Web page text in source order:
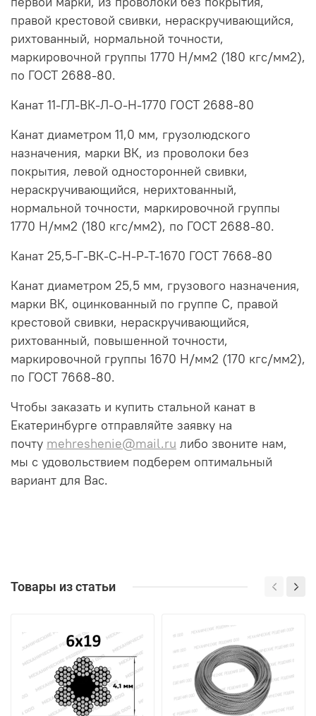
правой крестовой свивки, нераскручивающийся,
рихтованный, нормальной точности,
маркировочной группы 1770 Н/мм2 (180 кгс/мм2),
по ГОСТ 2688-80.
Канат 11-ГЛ-ВК-Л-О-Н-1770 ГОСТ 2688-80
Канат диаметром 11,0 мм, грузолюдского
назначения, марки ВК, из проволоки без
покрытия, левой односторонней свивки,
нераскручивающийся, нерихтованный,
нормальной точности, маркировочной группы
1770 Н/мм2 (180 кгс/мм2), по ГОСТ 2688-80.
Канат 25,5-Г-ВК-С-Н-Р-Т-1670 ГОСТ 7668-80
Канат диаметром 25,5 мм, грузового назначения,
марки ВК, оцинкованный по группе С, правой
крестовой свивки, нераскручивающийся,
рихтованный, повышенной точности,
маркировочной группы 1670 Н/мм2 (170 кгс/мм2),
по ГОСТ 7668-80.
Чтобы заказать и купить стальной канат в
Екатеринбурге отправляйте заявку на
почту mehreshenie@mail.ru либо звоните нам,
мы с удовольствием подберем оптимальный
вариант для Вас.
Товары из статьи